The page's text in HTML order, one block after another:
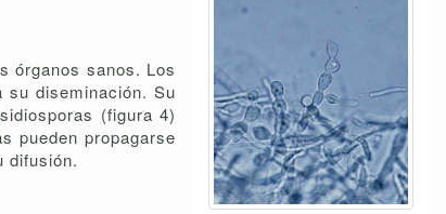
órganos sanos. Los
su diseminación. Su
(figura 4)
pueden propagarse
difusión.